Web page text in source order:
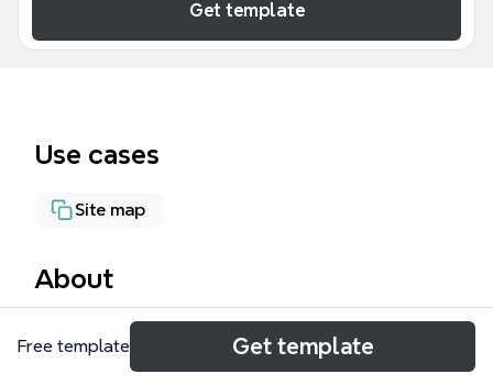
Get template
Use cases
Site map
About
Le template YacSites Showroom pour Xmind
structure la conception d'un showroom de sites
Free template Get template